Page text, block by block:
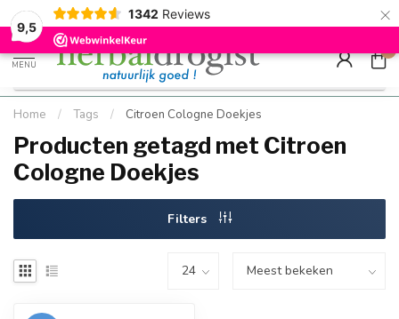
9,5
1342 Reviews ×
Kostenloser DE-Versand ab Mindestbestellwert |
Schnell geliefert
Minimum
Hızlı
MENU
0
Home / Tags / Citroen Cologne Doekjes
Producten getagd met Citroen
Cologne Doekjes
Filters